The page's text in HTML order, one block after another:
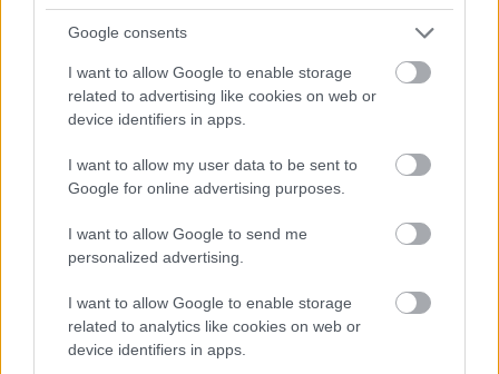
Google consents
I want to allow Google to enable storage
related to advertising like cookies on web or
device identifiers in apps.
I want to allow my user data to be sent to
Google for online advertising purposes.
I want to allow Google to send me
personalized advertising.
I want to allow Google to enable storage
related to analytics like cookies on web or
device identifiers in apps.
indulás...
Magyarország